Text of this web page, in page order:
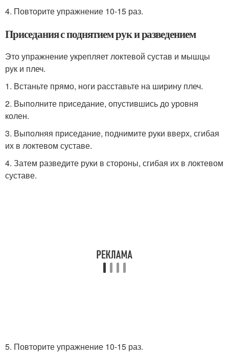
4. Повторите упражнение 10-15 раз.
Приседания с поднятием рук и разведением
Это упражнение укрепляет локтевой сустав и мышцы
рук и плеч.
1. Встаньте прямо, ноги расставьте на ширину плеч.
2. Выполните приседание, опустившись до уровня
колен.
3. Выполняя приседание, поднимите руки вверх, сгибая
их в локтевом суставе.
4. Затем разведите руки в стороны, сгибая их в локтевом
суставе.
5. Повторите упражнение 10-15 раз.